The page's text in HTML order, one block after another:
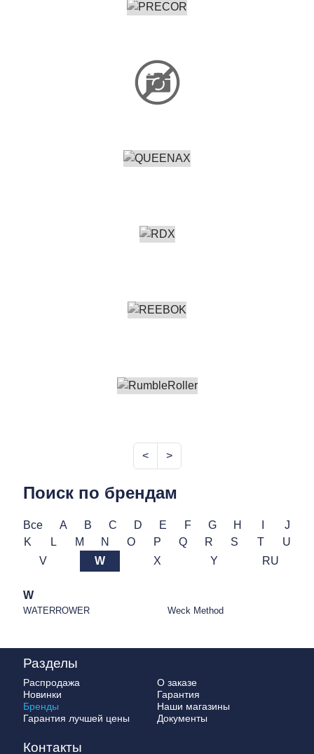
< >
Поиск по брендам
Все A B C D E F G H
J
K
L M N O P Q R S T
U
V
W X Y RU
W
WATERROWER Weck Method
Разделы
Распродажа
Новинки
Бренды
Гарантия лучшей цены
О заказе
Гарантия
Наши магазины
Документы
Контакты